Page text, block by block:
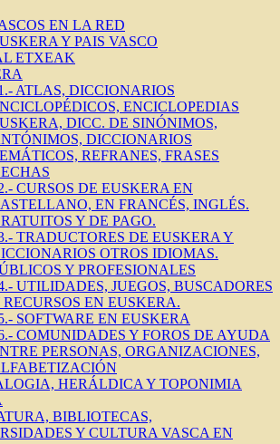
EN LA RED
Y PAIS VASCO
ETXEAK
ATLAS, DICCIONARIOS
ENCICLOPEDIAS
DICC. DE SINÓNIMOS,
DICCIONARIOS
REFRANES, FRASES
CURSOS DE EUSKERA EN
EN FRANCÉS, INGLÉS.
Y DE PAGO.
TRADUCTORES DE EUSKERA Y
OTROS IDIOMAS.
Y PROFESIONALES
UTILIDADES, JUEGOS, BUSCADORES
RECURSOS EN EUSKERA.
SOFTWARE EN EUSKERA
COMUNIDADES Y FOROS DE AYUDA
PERSONAS, ORGANIZACIONES,
HERÁLDICA Y TOPONIMIA
BIBLIOTECAS,
Y CULTURA VASCA EN